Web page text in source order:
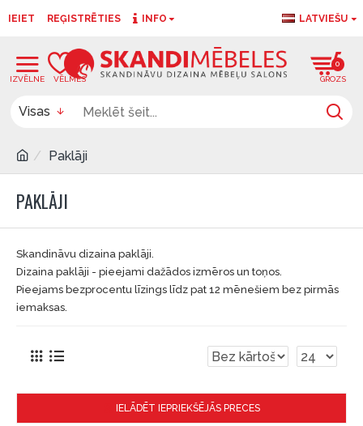
IEIET REĢISTRĒTIES INFO LATVIEŠU
0
Visas
Paklāji
PAKLĀJI
Skandināvu dizaina paklāji.
Dizaina paklāji - pieejami dažādos izmēros un toņos.
Pieejams bezprocentu līzings līdz pat 12 mēnešiem bez pirmās
iemaksas.
IELĀDĒT IEPRIEKŠĒJĀS PRECES